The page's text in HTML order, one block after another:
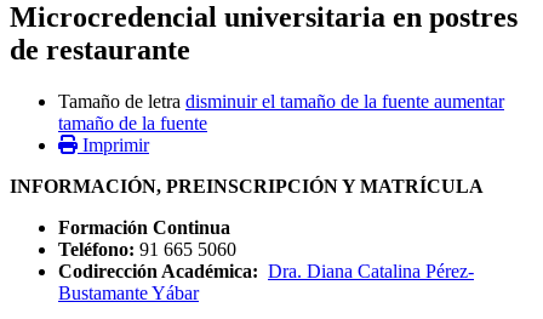
Microcredencial universitaria en postres
de restaurante
Tamaño de letra disminuir el tamaño de la fuente aumentar
tamaño de la fuente
Imprimir
INFORMACIÓN, PREINSCRIPCIÓN Y MATRÍCULA
Formación Continua
Teléfono: 91 665 5060
Codirección Académica: Dra. Diana Catalina Pérez-
Bustamante Yábar